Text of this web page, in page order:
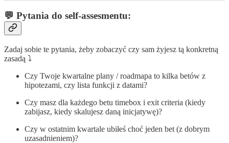
💬 Pytania do self-assesmentu:
Zadaj sobie te pytania, żeby zobaczyć czy sam żyjesz tą konkretną
zasadą ⤵️
Czy Twoje kwartalne plany / roadmapa to kilka betów z
hipotezami, czy lista funkcji z datami?
Czy masz dla każdego betu timebox i exit criteria (kiedy
zabijasz, kiedy skalujesz daną inicjatywę)?
Czy w ostatnim kwartale ubiłeś choć jeden bet (z dobrym
uzasadnieniem)?